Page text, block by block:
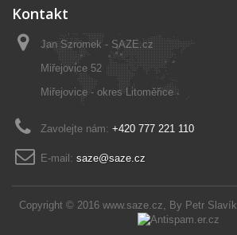
Copyright © 2016 www.saze.cz, By Petr Slavík
Kontakt
Jan Szromek - SAZE.cz
Miřejovice 52
Miřejovice - okres Litoměřice
Zavolejte nám: +420 777 221 110
E-mail: saze@saze.cz